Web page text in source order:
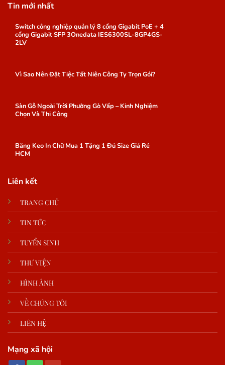
Tin mới nhất
Switch công nghiệp quản lý 8 cổng Gigabit PoE + 4
cổng Gigabit SFP 3Onedata IES6300SL-8GP4GS-
2LV
Vì Sao Nên Đặt Tiệc Tất Niên Công Ty Trọn Gói?
Sàn Gỗ Ngoài Trời Phường Gò Vấp – Kinh Nghiệm
Chọn Và Thi Công
Băng Keo In Chữ Mua 1 Tặng 1 Đủ Size Giá Rẻ
HCM
Liên kết
TRANG CHỦ
TIN TỨC
TUYỂN SINH
THƯ VIỆN
HÌNH ẢNH
VỀ CHÚNG TÔI
LIÊN HỆ
Mạng xã hội